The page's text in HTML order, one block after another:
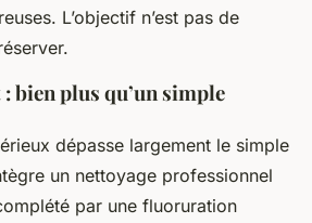
L’objectif n’est pas de
bien plus qu’un simple
dépasse largement le simple
un nettoyage professionnel
par une fluoruration